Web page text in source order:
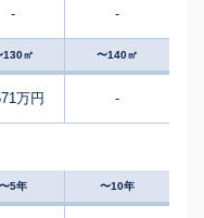
- -
130㎡ 〜140㎡
万円 -
〜5年 〜10年